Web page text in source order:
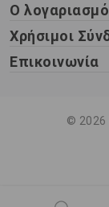
Ο
Χρήσιμοι
Επικοινωνία
©